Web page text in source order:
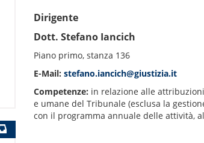
Dirigente
Dott. Stefano Iancich
Piano primo, stanza 136
E-Mail: stefano.iancich@giustizia.it
Competenze: in relazione alle
e umane del Tribunale (esclusa la
con il programma annuale delle attività,